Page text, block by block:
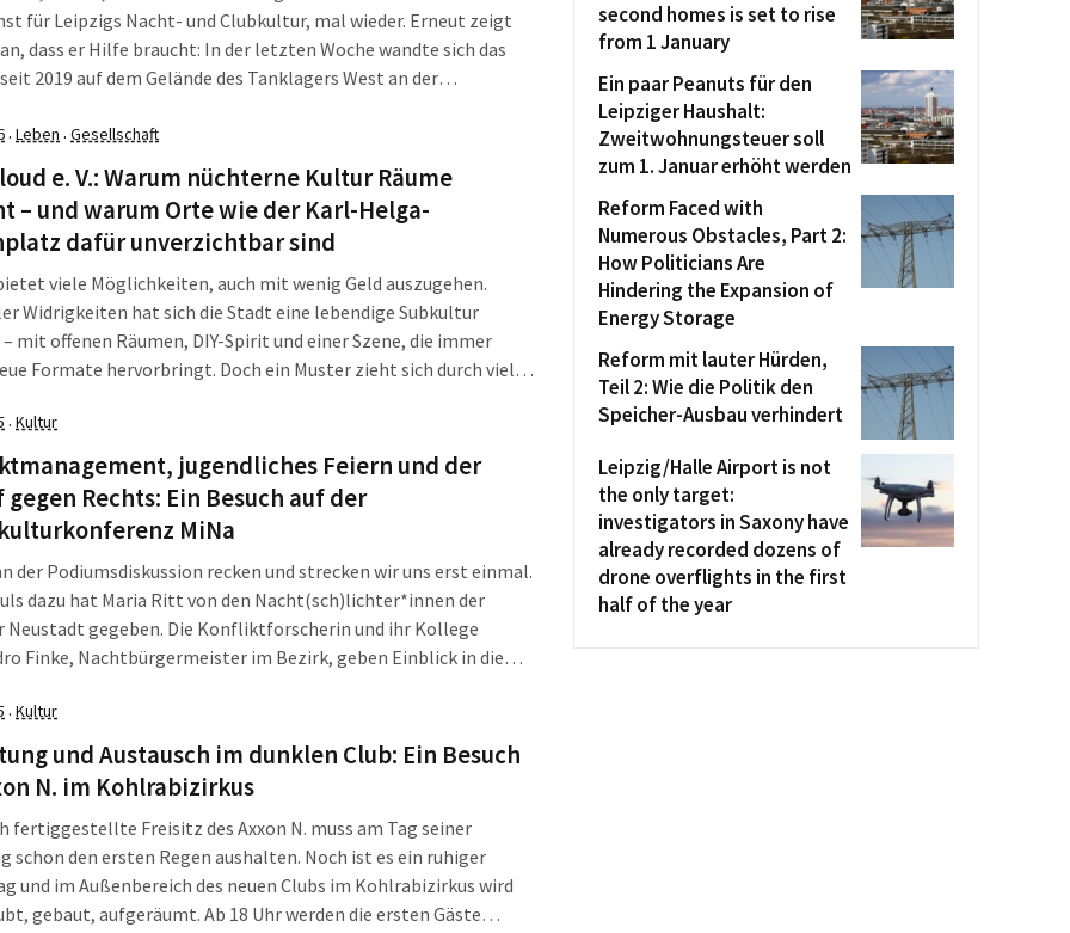
für Leipzigs Nacht- und Clubkultur, mal wieder. Erneut zeigt
dass er Hilfe braucht: In der letzten Woche wandte sich das
2019 auf dem Gelände des Tanklagers West an der
· Leben · Gesellschaft
e. V.: Warum nüchterne Kultur Räume
– und warum Orte wie der Karl-Helga-
dafür unverzichtbar sind
viele Möglichkeiten, auch mit wenig Geld auszugehen.
Widrigkeiten hat sich die Stadt eine lebendige Subkultur
mit offenen Räumen, DIY-Spirit und einer Szene, die immer
Formate hervorbringt. Doch ein Muster zieht sich durch viele
in diese Lücke hinein […]
· Kultur
jugendliches Feiern und der
gegen Rechts: Ein Besuch auf der
MiNa
der Podiumsdiskussion recken und strecken wir uns erst einmal.
dazu hat Maria Ritt von den Nacht(sch)lichter*innen der
Neustadt gegeben. Die Konfliktforscherin und ihr Kollege
Finke, Nachtbürgermeister im Bezirk, geben Einblick in die
ist – insbesondere an […]
· Kultur
und Austausch im dunklen Club: Ein Besuch
N. im Kohlrabizirkus
fertiggestellte Freisitz des Axxon N. muss am Tag seiner
schon den ersten Regen aushalten. Noch ist es ein ruhiger
und im Außenbereich des neuen Clubs im Kohlrabizirkus wird
gebaut, aufgeräumt. Ab 18 Uhr werden die ersten Gäste
second homes is set to rise
from 1 January
Ein paar Peanuts für den
Leipziger Haushalt:
Zweitwohnungsteuer soll
zum 1. Januar erhöht werden
Reform Faced with
Numerous Obstacles, Part 2:
How Politicians Are
Hindering the Expansion of
Energy Storage
Reform mit lauter Hürden,
Teil 2: Wie die Politik den
Speicher-Ausbau verhindert
Leipzig/Halle Airport is not
the only target:
investigators in Saxony have
already recorded dozens of
drone overflights in the first
half of the year